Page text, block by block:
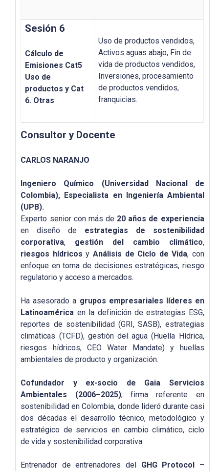
Sesión 6
Cálculo de
Emisiones Cat5
Uso de
productos y Cat
6. Otras
Uso de productos vendidos,
Activos aguas abajo, Fin de
vida de productos vendidos,
Inversiones, procesamiento
de productos vendidos,
franquicias.
Consultor y Docente
CARLOS NARANJO
Ingeniero Químico (Universidad Nacional de
Colombia), Especialista en Ingeniería Ambiental
(UPB).
Experto senior con más de 20 años de experiencia
en diseño de estrategias de sostenibilidad
corporativa, gestión del cambio climático,
riesgos hídricos y Análisis de Ciclo de Vida, con
enfoque en toma de decisiones estratégicas, riesgo
regulatorio y acceso a mercados.
Ha asesorado a grupos empresariales líderes en
Latinoamérica en la definición de estrategias ESG,
reportes de sostenibilidad (GRI, SASB), estrategias
climáticas (TCFD), gestión del agua (Huella Hídrica,
riesgos hídricos, CEO Water Mandate) y huellas
ambientales de producto y organización.
Cofundador y ex-socio de Gaia Servicios
Ambientales (2006–2025), firma referente en
sostenibilidad en Colombia, donde lideró durante casi
dos décadas el desarrollo técnico, metodológico y
estratégico de servicios en cambio climático, ciclo
de vida y sostenibilidad corporativa.
Entrenador de entrenadores del GHG Protocol –